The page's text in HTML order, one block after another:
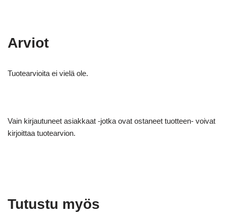
Arviot
Tuotearvioita ei vielä ole.
Vain kirjautuneet asiakkaat -jotka ovat ostaneet tuotteen- voivat
kirjoittaa tuotearvion.
Tutustu myös